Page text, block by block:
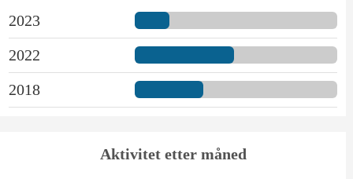
2023
2022
2018
Aktivitet etter måned